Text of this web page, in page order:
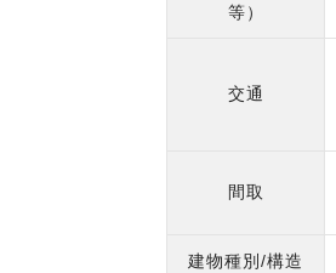
等）
交通
間取
建物種別/構造